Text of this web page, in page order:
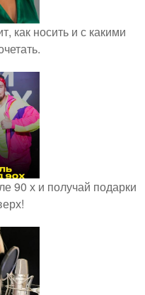
как носить и с какими
90 х и получай подарки